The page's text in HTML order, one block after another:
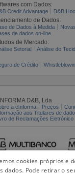
com Dados:
Credit Advantage D&B
de Dados:
de Dados à Medida
de dados on-line
de Mercado:
Setorial Análise do
de Crédito
D&B, Lda
a eInforma Preços
aos Titulares de
de Reclamações Eletrónico
cookies próprios e
dados. Pode retirar o